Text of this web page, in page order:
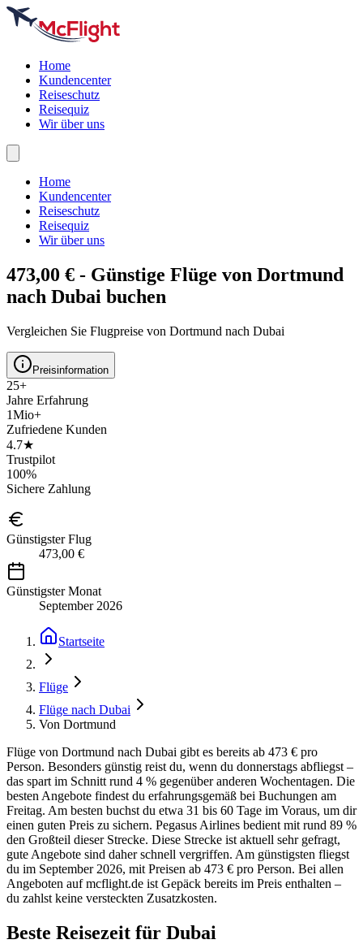
Home
Kundencenter
Reiseschutz
Reisequiz
Wir über uns
Home
Kundencenter
Reiseschutz
Reisequiz
Wir über uns
473,00 € - Günstige Flüge von Dortmund
nach Dubai buchen
Vergleichen Sie Flugpreise von Dortmund nach Dubai
Preisinformation
25+
Jahre Erfahrung
1Mio+
Zufriedene Kunden
4.7★
Trustpilot
100%
Sichere Zahlung
Günstigster Flug
473,00 €
Günstigster Monat
September 2026
Startseite
Flüge
Flüge nach Dubai
Von Dortmund
Flüge von Dortmund nach Dubai gibt es bereits ab 473 € pro
Person. Besonders günstig reist du, wenn du donnerstags abfliegst –
das spart im Schnitt rund 4 % gegenüber anderen Wochentagen. Die
besten Angebote findest du erfahrungsgemäß bei Buchungen am
Freitag. Am besten buchst du etwa 31 bis 60 Tage im Voraus, um dir
einen guten Preis zu sichern. Pegasus Airlines bedient mit rund 89 %
den Großteil dieser Strecke. Diese Strecke ist aktuell sehr gefragt,
gute Angebote sind daher schnell vergriffen. Am günstigsten fliegst
du im September 2026, mit Preisen ab 473 € pro Person. Bei allen
Angeboten auf mcflight.de ist Gepäck bereits im Preis enthalten –
du zahlst keine versteckten Zusatzkosten.
Beste Reisezeit für Dubai